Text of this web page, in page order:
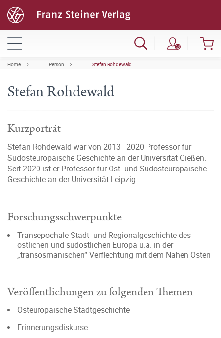
Home Person Stefan Rohdewald
Stefan Rohdewald
Kurzporträt
Stefan Rohdewald war von 2013–2020 Professor für
Südosteuropäische Geschichte an der Universität Gießen.
Seit 2020 ist er Professor für Ost- und Südosteuropäische
Geschichte an der Universität Leipzig.
Forschungsschwerpunkte
Transepochale Stadt- und Regionalgeschichte des
östlichen und südöstlichen Europa u.a. in der
„transosmanischen“ Verflechtung mit dem Nahen Osten
Veröffentlichungen zu folgenden Themen
Osteuropäische Stadtgeschichte
Erinnerungsdiskurse